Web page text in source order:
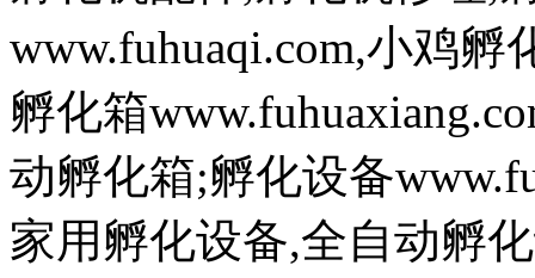
www.fuhuaqi.com,小鸡
孵化箱
动孵化箱;孵化设备
家用孵化设备,全自动孵